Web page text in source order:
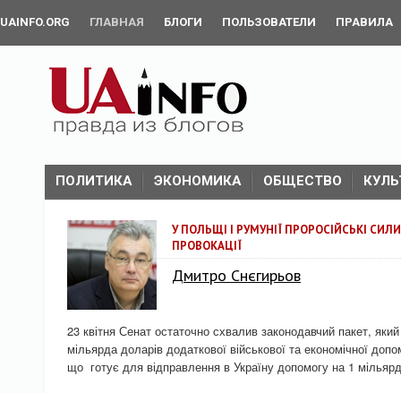
UAINFO.ORG ГЛАВНАЯ БЛОГИ ПОЛЬЗОВАТЕЛИ ПРАВИЛА
ПОЛИТИКА ЭКОНОМИКА ОБЩЕСТВО
У ПОЛЬЩІ І РУМУНІЇ ПРОРОСІЙСЬКІ
ПРОВОКАЦІЇ
Дмитро Снєгирьов
23 квітня Сенат остаточно схвалив законодавчий пакет,
мільярда доларів додаткової військової та економічної
що готує для відправлення в Україну допомогу на 1